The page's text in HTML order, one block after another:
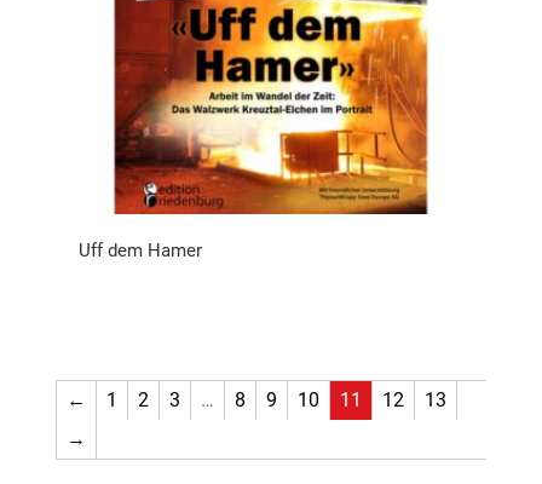
Uff dem Hamer
← 1 2 3 … 8 9 10 11 12
13
→